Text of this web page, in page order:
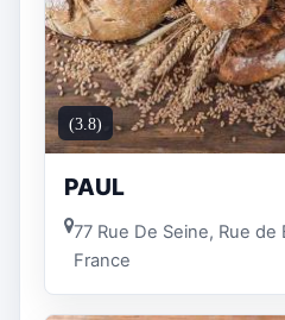
(3.8)
PAUL
77 Rue De Seine, Rue de
France